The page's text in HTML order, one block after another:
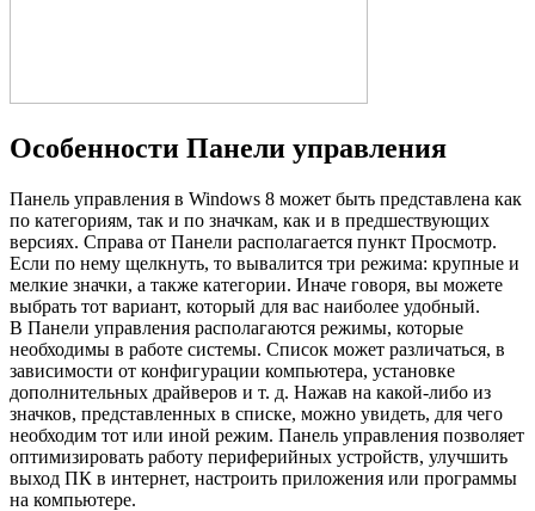
Особенности Панели управления
Панель управления в Windows 8 может быть представлена как
по категориям, так и по значкам, как и в предшествующих
версиях. Справа от Панели располагается пункт Просмотр.
Если по нему щелкнуть, то вывалится три режима: крупные и
мелкие значки, а также категории. Иначе говоря, вы можете
выбрать тот вариант, который для вас наиболее удобный.
В Панели управления располагаются режимы, которые
необходимы в работе системы. Список может различаться, в
зависимости от конфигурации компьютера, установке
дополнительных драйверов и т. д. Нажав на какой-либо из
значков, представленных в списке, можно увидеть, для чего
необходим тот или иной режим. Панель управления позволяет
оптимизировать работу периферийных устройств, улучшить
выход ПК в интернет, настроить приложения или программы
на компьютере.